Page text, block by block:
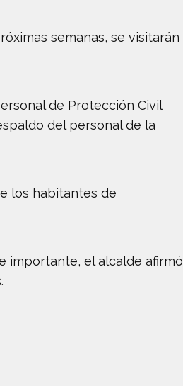
semanas, se visitarán
de Protección Civil
del personal de la
los habitantes de
importante, el alcalde afirmó